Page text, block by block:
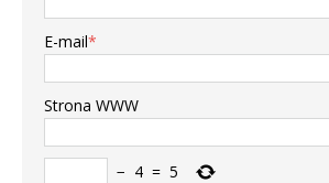
E-mail*
Strona WWW
− 4 = 5